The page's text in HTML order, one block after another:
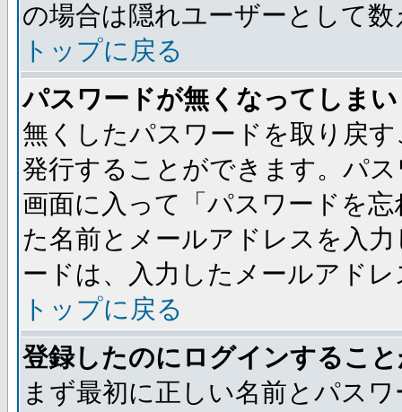
の場合は隠れユーザーとして
トップに戻る
パスワードが無くなってしま
無くしたパスワードを取り戻
発行することができます。パ
画面に入って「パスワードを
た名前とメールアドレスを入
ードは、入力したメールアド
トップに戻る
登録したのにログインするこ
まず最初に正しい名前とパス